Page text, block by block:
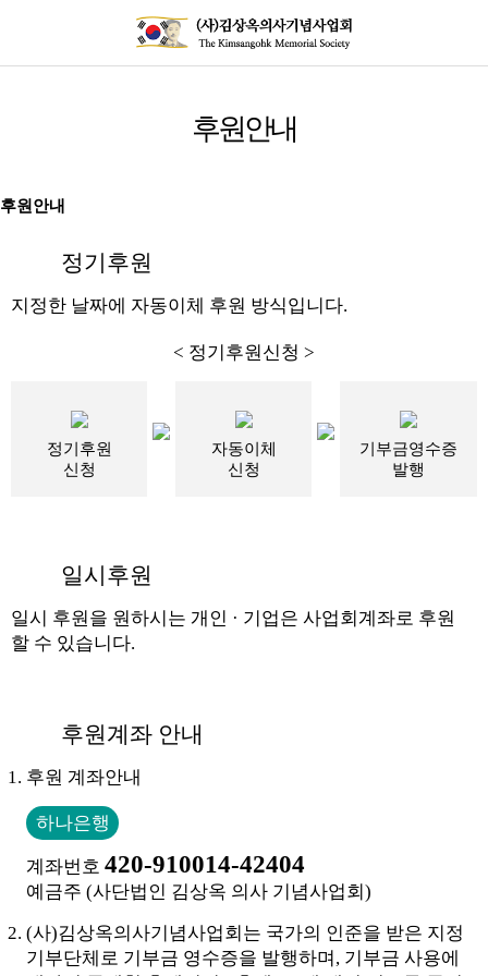
후원안내
후원안내
정기후원
지정한 날짜에 자동이체 후원 방식입니다.
< 정기후원신청 >
정기후원
신청
자동이체
신청
기부금영수증
발행
일시후원
일시 후원을 원하시는 개인 · 기업은 사업회계좌로 후원
할 수 있습니다.
후원계좌 안내
후원 계좌안내
하나은행
계좌번호 420-910014-42404
예금주 (사단법인 김상옥 의사 기념사업회)
(사)김상옥의사기념사업회는 국가의 인준을 받은 지정
기부단체로 기부금 영수증을 발행하며, 기부금 사용에